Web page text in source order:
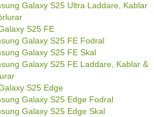
Galaxy S25 Ultra Laddare, Kablar
S25 FE
Galaxy S25 FE Fodral
Galaxy S25 FE Skal
Galaxy S25 FE Laddare, Kablar &
S25 Edge
Galaxy S25 Edge Fodral
Galaxy S25 Edge Skal